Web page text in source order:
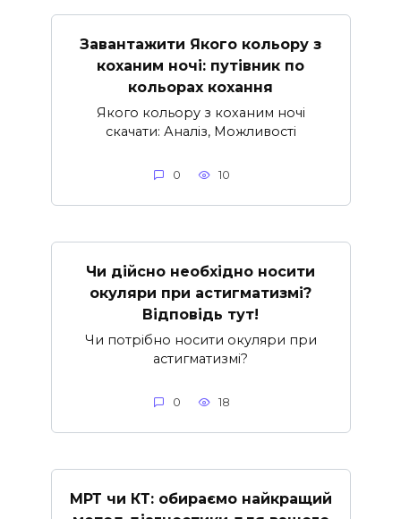
Завантажити Якого кольору з
коханим ночі: путівник по
кольорах кохання
Якого кольору з коханим ночі
скачати: Аналіз, Можливості
0 10
Чи дійсно необхідно носити
окуляри при астигматизмі?
Відповідь тут!
Чи потрібно носити окуляри при
астигматизмі?
0 18
МРТ чи КТ: обираємо найкращий